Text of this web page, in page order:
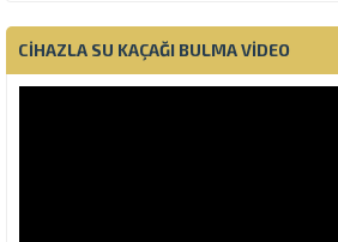
CIHAZLA SU KAÇAĞI BULMA VIDEO